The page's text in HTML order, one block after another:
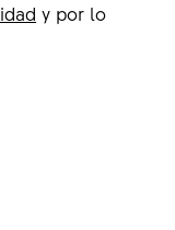
y por lo